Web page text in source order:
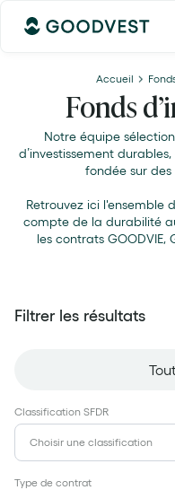
Accueil
Fonds
Notre équipe
d’investissement
fondée sur
Retrouvez ici l'ensemble
compte de la durabilité
les contrats GOODVIE,
Filtrer les résultats
Classification SFDR
Choisir une classification
Type de contrat